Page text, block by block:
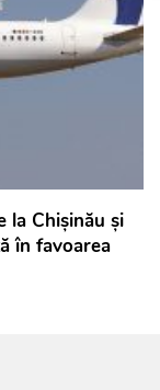
la Chișinău și
în favoarea